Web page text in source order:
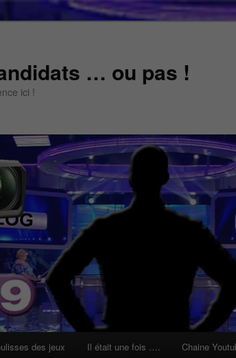
… ou pas !
ici !
des jeux Il était une fois …. Chaine